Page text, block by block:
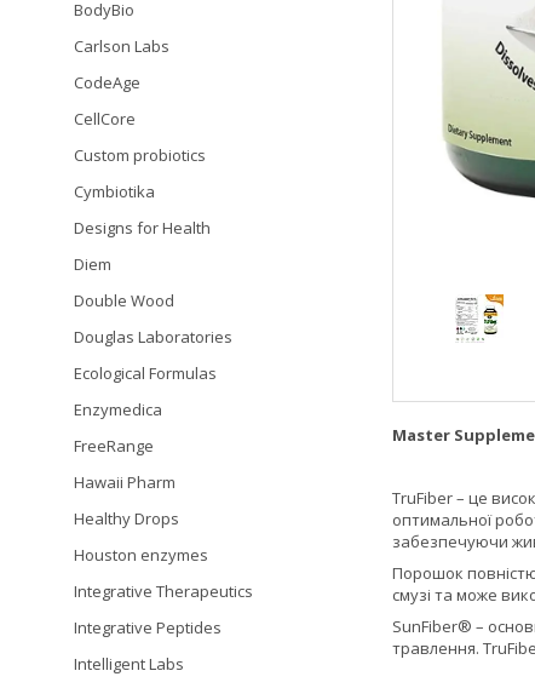
Master
TruFiber – це
оптимальної
забезпечуючи
Порошок
смузі та може
SunFiber® –
травлення.
BodyBio
Carlson Labs
CodeAge
CellCore
Custom probiotics
Cymbiotika
Designs for Health
Diem
Double Wood
Douglas Laboratories
Ecological Formulas
Enzymedica
FreeRange
Hawaii Pharm
Healthy Drops
Houston enzymes
Integrative Therapeutics
Integrative Peptides
Intelligent Labs